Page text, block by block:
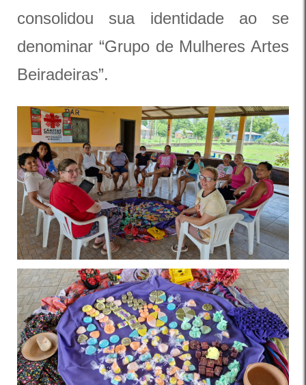
consolidou sua identidade ao se
denominar “Grupo de Mulheres Artes
Beiradeiras”.